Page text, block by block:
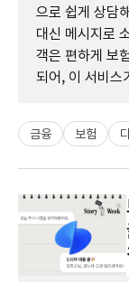
으로 쉽게 상담
대신 메시지로
객은 편하게 보
되어, 이 서비스
금융 보험